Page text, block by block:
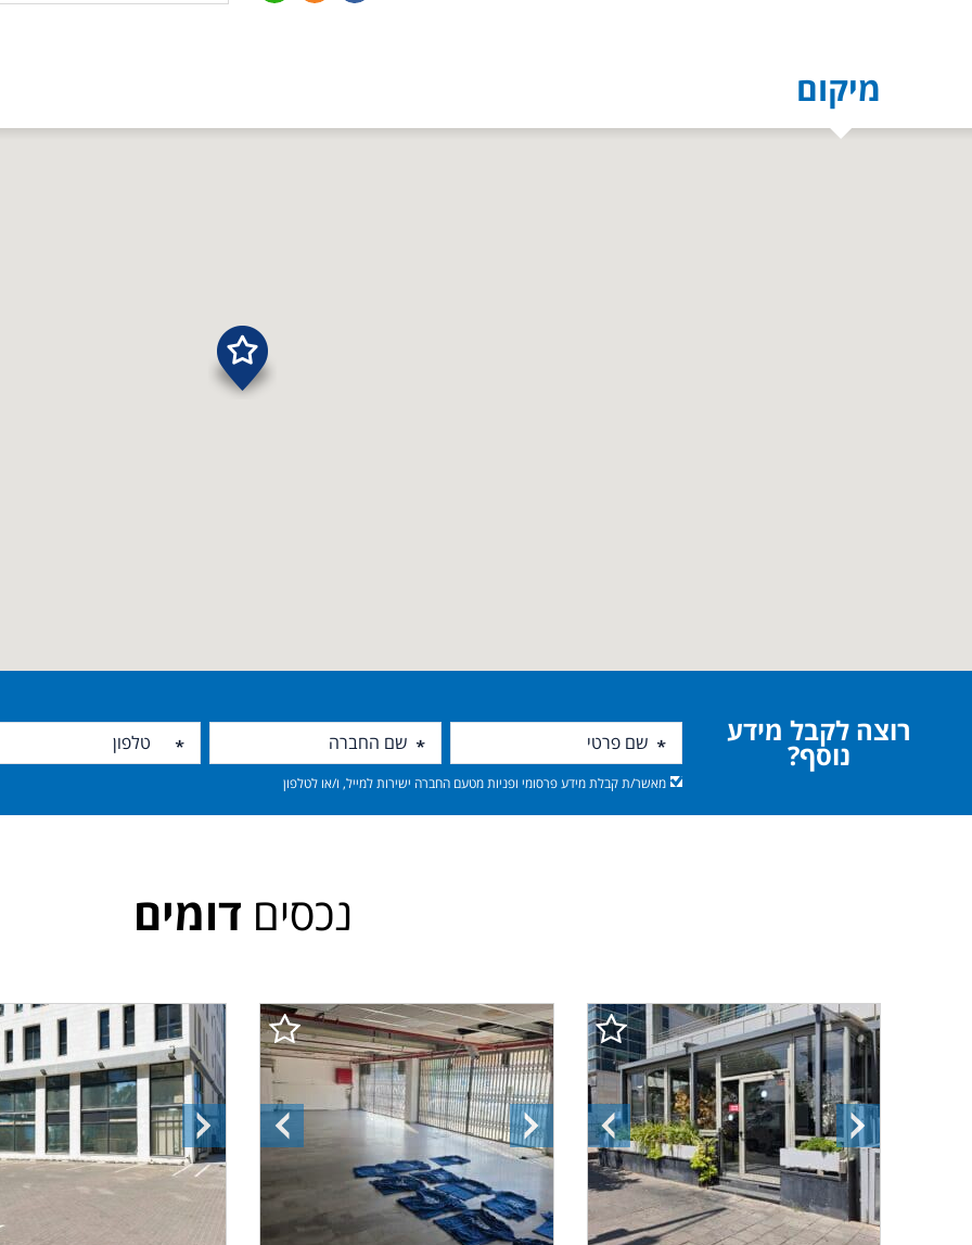
מיקום
רוצה לקבל מידע
נוסף?
מאשר/ת קבלת מידע פרסומי ופניות מטעם החברה ישירות למייל, ו/או לטלפון
נכסים דומים
התמונה
הקודמת
התמונה
הבאה
התמונה
הקודמת
התמונה
הבאה
התמונה
הבאה